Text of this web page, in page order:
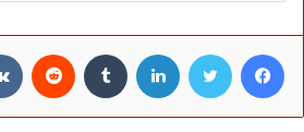
فيسبوك تويتر لينكدإن